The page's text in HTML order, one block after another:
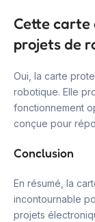
Cette carte
projets de
Oui, la carte
robotique. Elle
fonctionnement
conçue pour
Conclusion
En résumé, la
incontournable
projets